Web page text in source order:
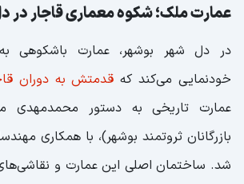
گورستان صخره‌ای سیراف؛ مدفن
سنگ
گورستان شغاب؛ با قدمتی 4200 ساله
قبر ژنرال؛ یادگار استعمار
گورستان انگلیسی‌ها؛ ردپای
عمارت ملک؛ شکوه معماری قاجار در
در دل شهر بوشهر، عمارت باشکوهی
خودنمایی می‌کند که قدمتش به دوران
عمارت تاریخی به دستور محمدمهدی
بازرگانان ثروتمند بوشهر)، با همکاری
شد. ساختمان اصلی این عمارت و